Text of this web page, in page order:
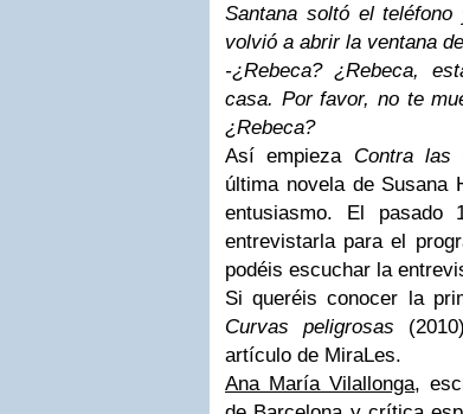
Santana soltó el
volvió a abrir la ventana
-¿Rebeca? ¿Rebeca,
casa. Por favor, no te
¿Rebeca?
Así empieza Contra las
última novela de Susana
entusiasmo. El pasado
entrevistarla para el
podéis escuchar la
Si queréis conocer la
Curvas peligrosas
artículo de MiraLes.
Ana María Vilallonga,